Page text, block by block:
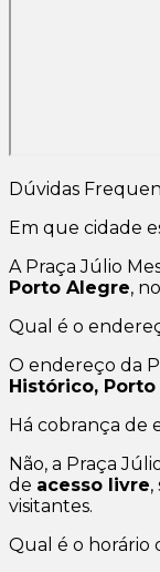
Dúvidas
Em que cidade
A Praça Júlio
Porto Alegre,
Qual é o
O endereço da
Histórico, Porto
Há cobrança de
Não, a Praça
de acesso livre,
visitantes.
Qual é o horário